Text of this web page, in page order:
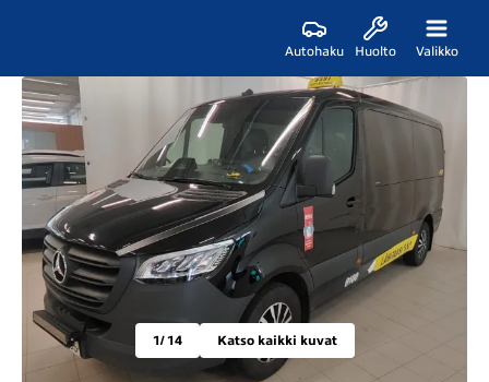
Autohaku Huolto Valikko
1/ 14 Katso kaikki kuvat